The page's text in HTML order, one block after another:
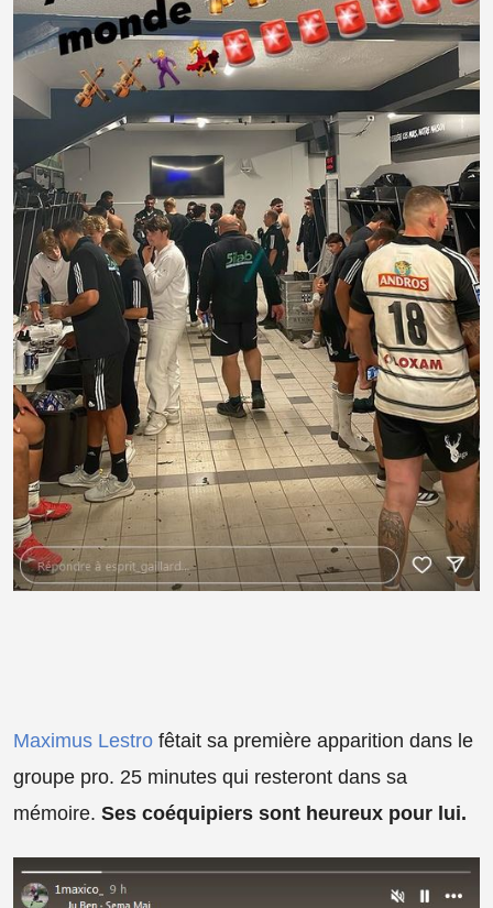
Maximus Lestro fêtait sa première apparition dans le
groupe pro. 25 minutes qui resteront dans sa
mémoire. Ses coéquipiers sont heureux pour lui.